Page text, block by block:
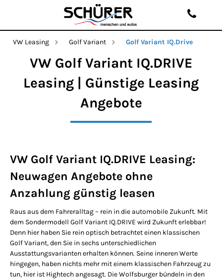
VW Leasing Golf Variant Golf Variant IQ.Drive
VW Golf Variant IQ.DRIVE
Leasing | Günstige Leasing
Angebote
VW Golf Variant IQ.DRIVE Leasing:
Neuwagen Angebote ohne
Anzahlung günstig leasen
Raus aus dem Fahreralltag – rein in die automobile Zukunft. Mit
dem Sondermodell Golf Variant IQ.DRIVE wird Zukunft erlebbar!
Denn hier haben Sie rein optisch betrachtet einen klassischen
Golf Variant, den Sie in sechs unterschiedlichen
Ausstattungsvarianten erhalten können. Seine inneren Werte
hingegen, haben nichts mehr mit einem klassischen Fahrzeug zu
tun, hier ist Hightech angesagt. Die Wolfsburger bündeln in den